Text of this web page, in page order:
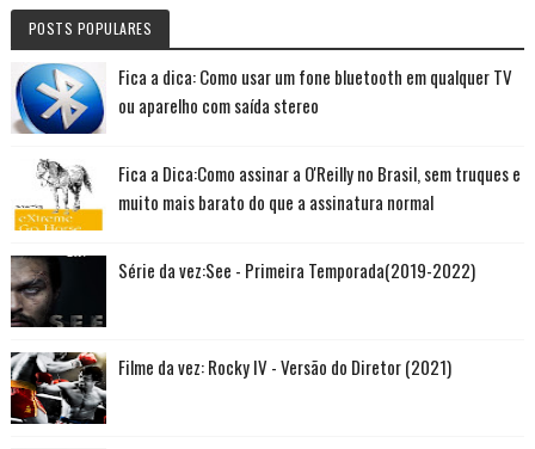
POSTS POPULARES
Fica a dica: Como usar um fone bluetooth em qualquer TV
ou aparelho com saída stereo
Fica a Dica:Como assinar a O'Reilly no Brasil, sem truques e
muito mais barato do que a assinatura normal
Série da vez:See - Primeira Temporada(2019-2022)
Filme da vez: Rocky IV - Versão do Diretor (2021)